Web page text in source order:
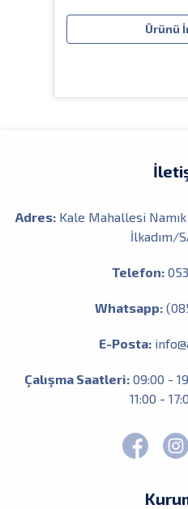
Ürünü
Adres:Kale Mahallesi Namık
İlkadım/
Telefon:
Whatsapp:
E-Posta:
Çalışma Saatleri: 09:00 -
11:00 -